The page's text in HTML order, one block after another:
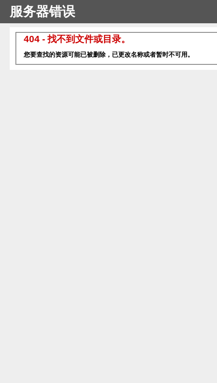
服务器错误
404 - 找不到文件或目录。
您要查找的资源可能已被删除，已更改名称或者暂时不可用。